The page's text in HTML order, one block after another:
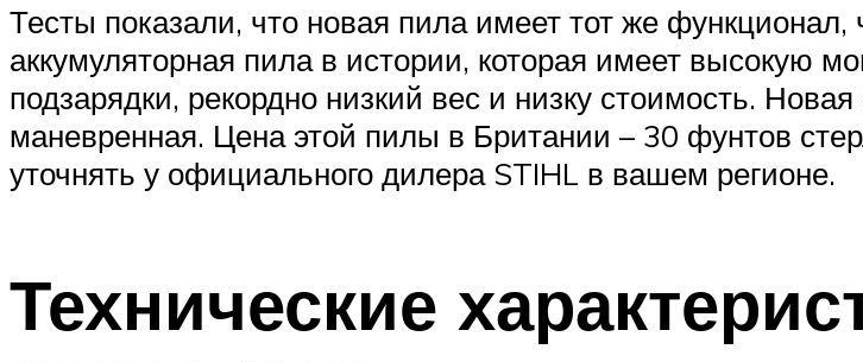
Тесты показали, что новая пила имеет тот же
аккумуляторная пила в истории, которая имеет высокую
подзарядки, рекордно низкий вес и низку стоимость.
маневренная. Цена этой пилы в Британии – 30 фунтов
уточнять у официального дилера STIHL в вашем регионе.
Технические